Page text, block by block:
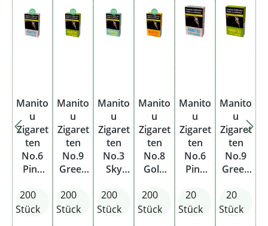
Manito
u
Zigaret
ten
No.6
Pink
c Blend
Stange
200
Stück
Manito
u
Zigaret
ten
No.9
Green
c Blend
Stange
200
Stück
Manito
u
Zigaret
ten
No.3
Sky
c Blend
Stange
200
Stück
Manito
u
Zigaret
ten
No.8
Gold
c Blend
Stange
200
Stück
Manito
u
Zigaret
ten
No.6
Pink
c Blend
20
Stück
Manito
u
Zigaret
ten
No.9
Green
c Blend
20
Stück